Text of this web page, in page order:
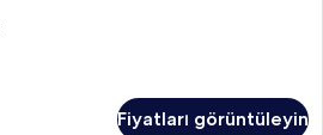
Fiyatları görüntüleyin